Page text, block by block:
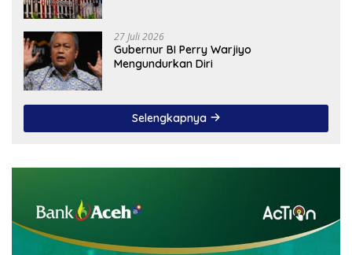
27 Juli 2026
Gubernur BI Perry Warjiyo
Mengundurkan Diri
Selengkapnya